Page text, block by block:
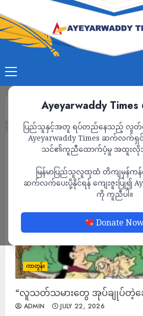
Ayeyarwaddy
ပြည်သူနှင့်အတူ ရပ်တည်နေသည့် လွတ်
Ayeyarwaddy Times ဆက်လက်
သင်၏ကူညီထောက်ပံ့မှု အထူးလိုအ
မြန်မာပြည်သူလူထုထံ တိကျမှန်ကန်
ဆက်လက်ပေးပို့နိုင်ရန် ကျေးဇူးပြု၍
ကို ကူညီပါ။
Donate
ကာတွန်း
ကာတွန်း
ကာတွန်း
“လူသတ်သမားတွေ အုပ်ချုပ်တဲ့ခ
ADMIN JULY 22, 2026